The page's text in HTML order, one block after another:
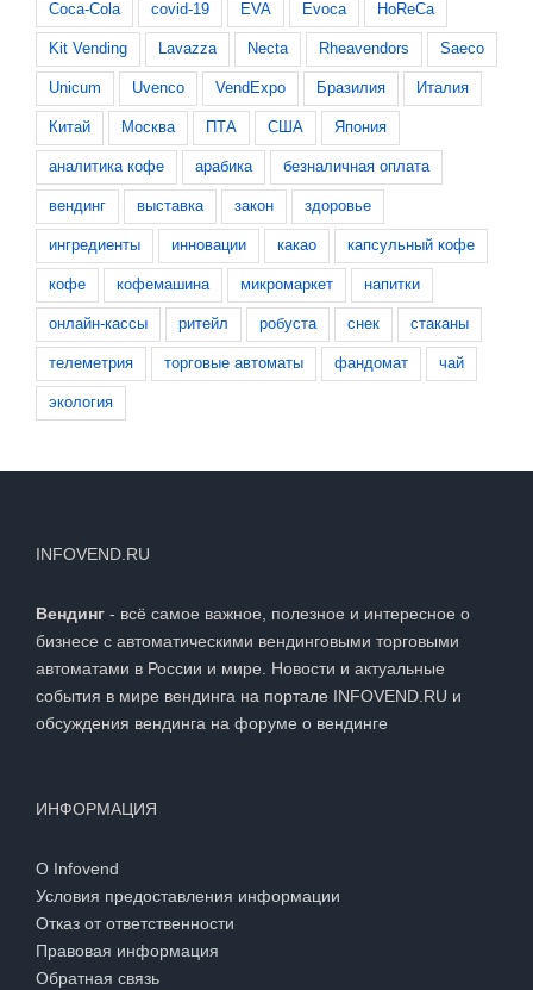
Coca-Cola covid-19 EVA Evoca HoReCa
Kit Vending Lavazza Necta Rheavendors Saeco
Unicum Uvenco VendExpo Бразилия Италия
Китай Москва ПТА США Япония
аналитика кофе арабика безналичная оплата
вендинг выставка закон здоровье
ингредиенты инновации какао капсульный кофе
кофе кофемашина микромаркет напитки
онлайн-кассы ритейл робуста снек стаканы
телеметрия торговые автоматы фандомат чай
экология
INFOVEND.RU
Вендинг - всё самое важное, полезное и интересное о
бизнесе с автоматическими вендинговыми торговыми
автоматами в России и мире. Новости и актуальные
события в мире вендинга на портале INFOVEND.RU и
обсуждения вендинга на форуме о вендинге
ИНФОРМАЦИЯ
О Infovend
Условия предоставления информации
Отказ от ответственности
Правовая информация
Обратная связь